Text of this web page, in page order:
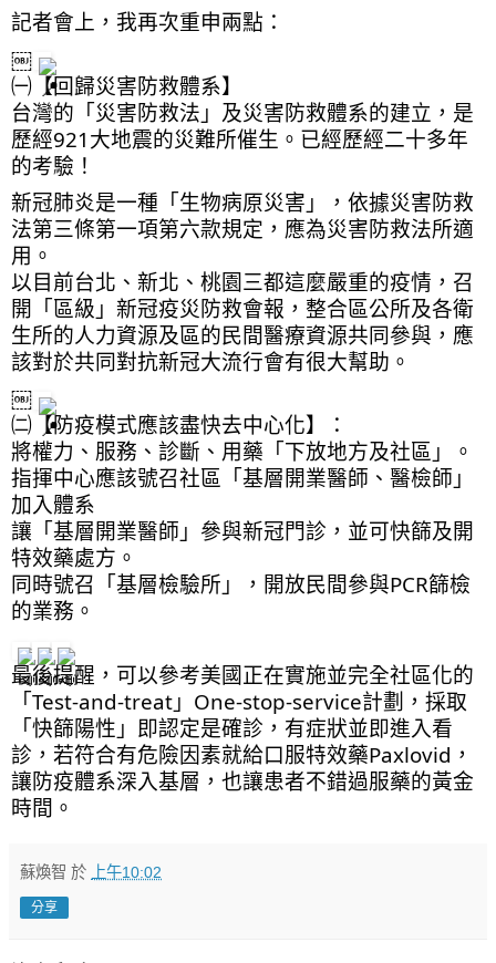
記者會上，我再次重申兩點：
￼
㈠【回歸災害防救體系】
台灣的「災害防救法」及災害防救體系的建立，是
歷經921大地震的災難所催生。已經歷經二十多年
的考驗！
新冠肺炎是一種「生物病原災害」，依據災害防救
法第三條第一項第六款規定，應為災害防救法所適
用。
以目前台北、新北、桃園三都這麼嚴重的疫情，召
開「區級」新冠疫災防救會報，整合區公所及各衛
生所的人力資源及區的民間醫療資源共同參與，應
該對於共同對抗新冠大流行會有很大幫助。
￼
㈡【防疫模式應該盡快去中心化】：
將權力、服務、診斷、用藥「下放地方及社區」。
指揮中心應該號召社區「基層開業醫師、醫檢師」
加入體系
讓「基層開業醫師」參與新冠門診，並可快篩及開
特效藥處方。
同時號召「基層檢驗所」，開放民間參與PCR篩檢
的業務。
最後提醒，可以參考美國正在實施並完全社區化的
「Test-and-treat」One-stop-service計劃，採取
「快篩陽性」即認定是確診，有症狀並即進入看
診，若符合有危險因素就給口服特效藥Paxlovid，
讓防疫體系深入基層，也讓患者不錯過服藥的黃金
時間。
蘇煥智 於 上午10:02
分享